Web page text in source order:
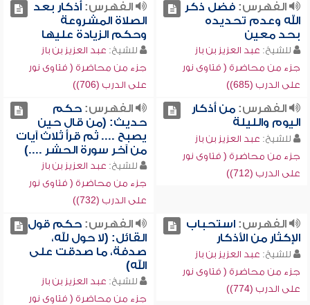
الفهرس:فضل ذكر
الله وعدم تحديده
بحد معين
للشيخ: عبد العزيز بن باز
جزء من محاضرة ( فتاوى نور
على الدرب (685))
الفهرس:أذكار بعد
الصلاة المشروعة
وحكم الزيادة عليها
للشيخ: عبد العزيز بن باز
جزء من محاضرة ( فتاوى نور
على الدرب (706))
الفهرس:من أذكار
اليوم والليلة
للشيخ: عبد العزيز بن باز
جزء من محاضرة ( فتاوى نور
على الدرب (712))
الفهرس:حكم
حديث: (من قال حين
يصبح .... ثم قرأ ثلاث آيات
من آخر سورة الحشر ....)
للشيخ: عبد العزيز بن باز
جزء من محاضرة ( فتاوى نور
على الدرب (732))
الفهرس:استحباب
الإكثار من الأذكار
للشيخ: عبد العزيز بن باز
جزء من محاضرة ( فتاوى نور
على الدرب (774))
الفهرس:حكم قول
القائل: (لا حول لله،
صدفة، ما صدقت على
الله)
للشيخ: عبد العزيز بن باز
جزء من محاضرة ( فتاوى نور